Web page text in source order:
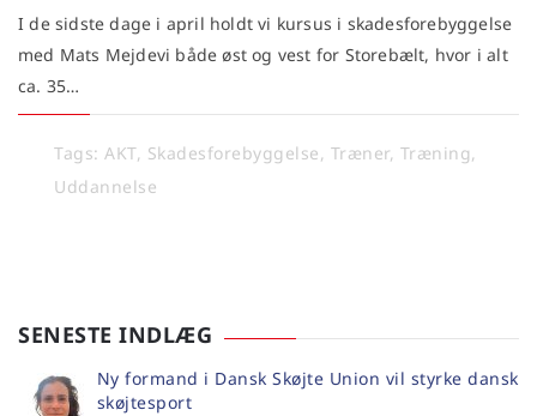
I de sidste dage i april holdt vi kursus i skadesforebyggelse
med Mats Mejdevi både øst og vest for Storebælt, hvor i alt
ca. 35…
Tags: AKT, Skadesforebyggelse, Træner, Træning,
Uddannelse
SENESTE INDLÆG
Ny formand i Dansk Skøjte Union vil styrke dansk
skøjtesport